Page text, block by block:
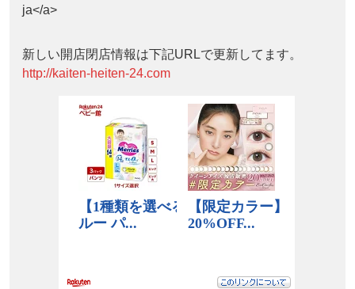
ja</a>
新しい開店閉店情報は下記URLで更新してます。
http://kaiten-heiten-24.com